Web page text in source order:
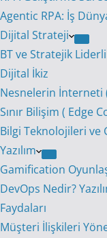
Agentic RPA: İş
Dijital Strateji
BT ve Stratejik
Dijital İkiz
Nesnelerin İnterneti
Sınır Bilişim ( Edge
Bilgi Teknolojileri ve
Yazılım
Gamification
DevOps Nedir?
Faydaları
Müşteri İlişkileri